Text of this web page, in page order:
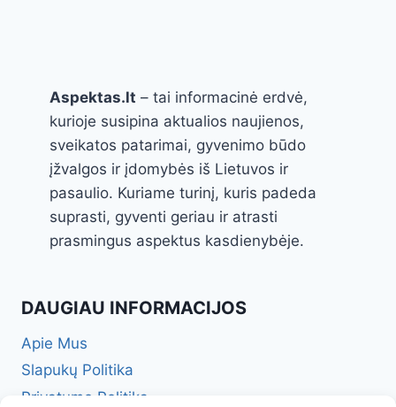
Aspektas.lt – tai informacinė erdvė,
kurioje susipina aktualios naujienos,
sveikatos patarimai, gyvenimo būdo
įžvalgos ir įdomybės iš Lietuvos ir
pasaulio. Kuriame turinį, kuris padeda
suprasti, gyventi geriau ir atrasti
prasmingus aspektus kasdienybėje.
DAUGIAU INFORMACIJOS
Apie Mus
Slapukų Politika
Privatumo Politika